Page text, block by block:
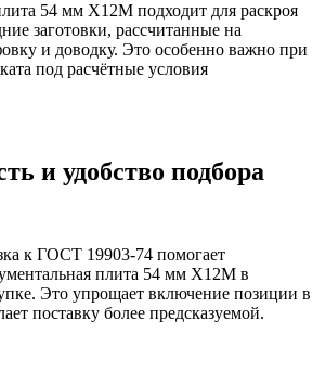
54 мм Х12М подходит для раскроя
заготовки, рассчитанные на
и доводку. Это особенно важно при
под расчётные условия
и удобство подбора
к ГОСТ 19903-74 помогает
плита 54 мм Х12М в
Это упрощает включение позиции в
поставку более предсказуемой.